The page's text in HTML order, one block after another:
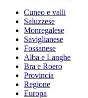
Cuneo e valli
Saluzzese
Monregalese
Saviglianese
Fossanese
Alba e Langhe
Bra e Roero
Provincia
Regione
Europa